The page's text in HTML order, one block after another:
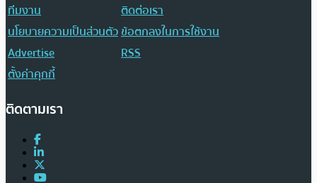
ทีมงาน
ติดต่อเรา
นโยบายความเป็นส่วนตัวข้อตกลงในการใช้งาน
Advertise
RSS
ตั้งค่าคุกกี้
ติดตามเรา